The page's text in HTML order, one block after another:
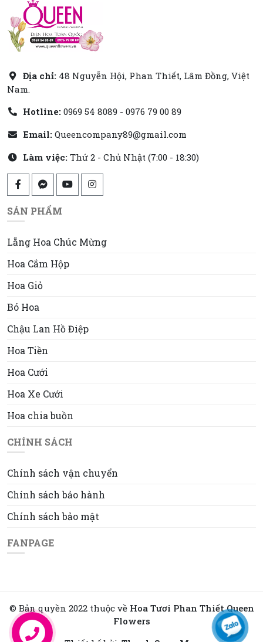
Địa chỉ: 48 Nguyễn Hội, Phan Thiết, Lâm Đồng, Việt
Nam.
Hotline: 0969 54 8089 - 0976 79 00 89
Email: Queencompany89@gmail.com
Làm việc: Thứ 2 - Chủ Nhật (7:00 - 18:30)
SẢN PHẨM
Lẵng Hoa Chúc Mừng
Hoa Cắm Hộp
Hoa Giỏ
Bó Hoa
Chậu Lan Hồ Điệp
Hoa Tiền
Hoa Cưới
Hoa Xe Cưới
Hoa chia buồn
CHÍNH SÁCH
Chính sách vận chuyển
Chính sách bảo hành
Chính sách bảo mật
FANPAGE
© Bản quyền 2022 thuộc về Hoa Tươi Phan Thiết Queen
Flowers
Liên hệ